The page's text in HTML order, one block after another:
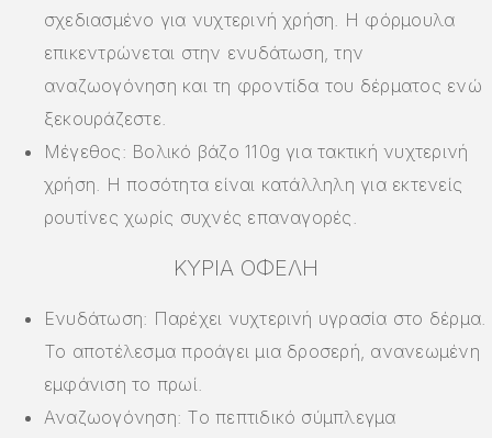
σχεδιασμένο για νυχτερινή χρήση. Η φόρμουλα
επικεντρώνεται στην ενυδάτωση, την
αναζωογόνηση και τη φροντίδα του δέρματος ενώ
ξεκουράζεστε.
Μέγεθος: Βολικό βάζο 110g για τακτική νυχτερινή
χρήση. Η ποσότητα είναι κατάλληλη για εκτενείς
ρουτίνες χωρίς συχνές επαναγορές.
ΚΎΡΙΑ ΟΦΈΛΗ
Ενυδάτωση: Παρέχει νυχτερινή υγρασία στο δέρμα.
Το αποτέλεσμα προάγει μια δροσερή, ανανεωμένη
εμφάνιση το πρωί.
Αναζωογόνηση: Το πεπτιδικό σύμπλεγμα